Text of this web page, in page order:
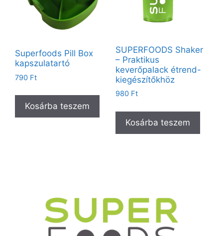
Superfoods Pill Box
kapszulatartó
790 Ft
Kosárba teszem
SUPERFOODS Shaker
– Praktikus
keverőpalack étrend-
kiegészítőkhöz
980 Ft
Kosárba teszem